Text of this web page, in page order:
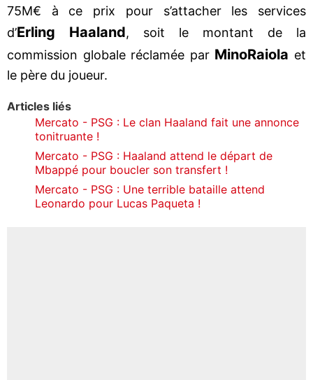
75M€ à ce prix pour s’attacher les services
d’Erling Haaland, soit le montant de la
commission globale réclamée par MinoRaiola et
le père du joueur.
Articles liés
Mercato - PSG : Le clan Haaland fait une annonce
tonitruante !
Mercato - PSG : Haaland attend le départ de
Mbappé pour boucler son transfert !
Mercato - PSG : Une terrible bataille attend
Leonardo pour Lucas Paqueta !